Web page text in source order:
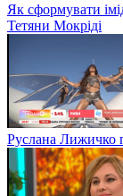
Як сформувати
Тетяни Мокріді
Руслана Лижичко